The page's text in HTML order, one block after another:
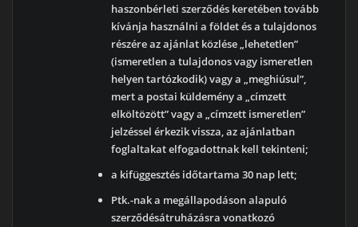
haszonbérleti szerződés keretében tovább
kívánja használni a földet és a tulajdonos
részére az ajánlat közlése „lehetetlen”
(ismeretlen a tulajdonos vagy ismeretlen
helyen tartózkodik) vagy a „meghiúsul”,
mert a postai küldemény a „címzett
elköltözött” vagy a „címzett ismeretlen”
jelzéssel érkezik vissza, az ajánlatban
foglaltakat elfogadottnak kell tekinteni;
a kifüggesztés időtartama 30 nap lett;
Ptk.-nak a megállapodáson alapuló
szerződésátruházásra vonatkozó